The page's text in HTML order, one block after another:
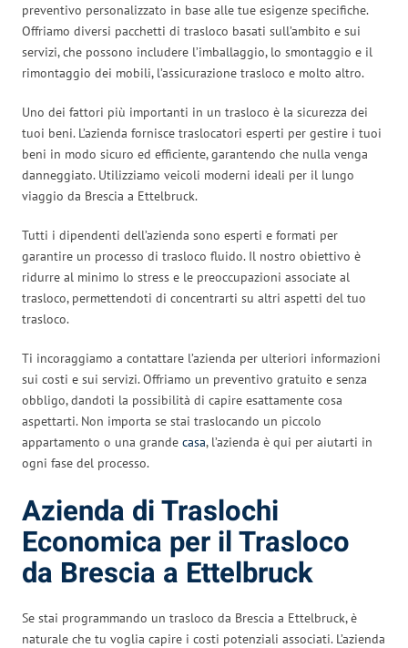
preventivo personalizzato in base alle tue esigenze specifiche.
Offriamo diversi pacchetti di trasloco basati sull’ambito e sui
servizi, che possono includere l’imballaggio, lo smontaggio e il
rimontaggio dei mobili, l’assicurazione trasloco e molto altro.
Uno dei fattori più importanti in un trasloco è la sicurezza dei
tuoi beni. L’azienda fornisce traslocatori esperti per gestire i tuoi
beni in modo sicuro ed efficiente, garantendo che nulla venga
danneggiato. Utilizziamo veicoli moderni ideali per il lungo
viaggio da Brescia a Ettelbruck.
Tutti i dipendenti dell’azienda sono esperti e formati per
garantire un processo di trasloco fluido. Il nostro obiettivo è
ridurre al minimo lo stress e le preoccupazioni associate al
trasloco, permettendoti di concentrarti su altri aspetti del tuo
trasloco.
Ti incoraggiamo a contattare l’azienda per ulteriori informazioni
sui costi e sui servizi. Offriamo un preventivo gratuito e senza
obbligo, dandoti la possibilità di capire esattamente cosa
aspettarti. Non importa se stai traslocando un piccolo
appartamento o una grande casa, l’azienda è qui per aiutarti in
ogni fase del processo.
Azienda di Traslochi
Economica per il Trasloco
da Brescia a Ettelbruck
Se stai programmando un trasloco da Brescia a Ettelbruck, è
naturale che tu voglia capire i costi potenziali associati. L’azienda